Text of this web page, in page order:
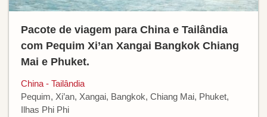
Pacote de viagem para China e Tailândia
com Pequim Xi’an Xangai Bangkok Chiang
Mai e Phuket.
China - Tailândia
Pequim, Xi’an, Xangai, Bangkok, Chiang Mai, Phuket,
Ilhas Phi Phi